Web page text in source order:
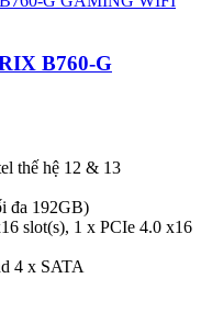
B760-G
thế hệ 12 & 13
đa 192GB)
slot(s), 1 x PCIe 4.0 x16
4 x SATA